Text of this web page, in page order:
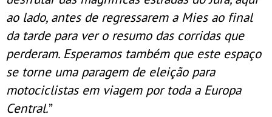
ao lado, antes de regressarem a Mies ao final
da tarde para ver o resumo das corridas que
perderam. Esperamos também que este espaço
se torne uma paragem de eleição para
motociclistas em viagem por toda a Europa
Central.”